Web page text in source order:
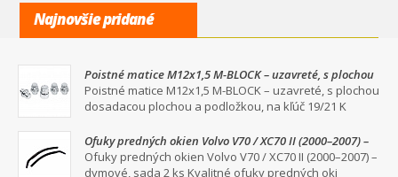
Najnovšie pridané
Poistné matice M12x1,5 M-BLOCK – uzavreté, s plochou
dosadacou plochou a podložkou, na kľúč 19/21
Poistné matice M12x1,5 M-BLOCK – uzavreté, s plochou
dosadacou plochou a podložkou, na kľúč 19/21 K
Ofuky predných okien Volvo V70 / XC70 II (2000–2007) –
dymové, sada 2 ks
Ofuky predných okien Volvo V70 / XC70 II (2000–2007) –
dymové, sada 2 ks Kvalitné ofuky predných oki